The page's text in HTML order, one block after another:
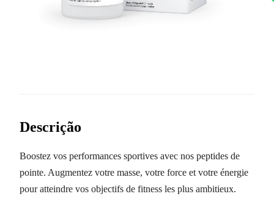
Descrição
Boostez vos performances sportives avec nos peptides de
pointe. Augmentez votre masse, votre force et votre énergie
pour atteindre vos objectifs de fitness les plus ambitieux.